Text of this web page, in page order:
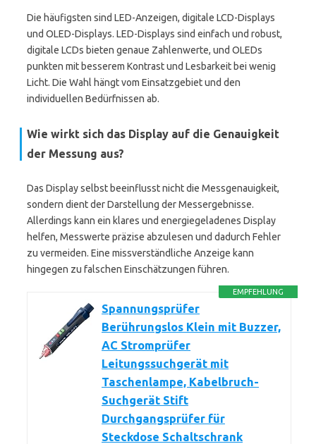
Die häufigsten sind LED-Anzeigen, digitale LCD-Displays
und OLED-Displays. LED-Displays sind einfach und robust,
digitale LCDs bieten genaue Zahlenwerte, und OLEDs
punkten mit besserem Kontrast und Lesbarkeit bei wenig
Licht. Die Wahl hängt vom Einsatzgebiet und den
individuellen Bedürfnissen ab.
Wie wirkt sich das Display auf die Genauigkeit
der Messung aus?
Das Display selbst beeinflusst nicht die Messgenauigkeit,
sondern dient der Darstellung der Messergebnisse.
Allerdings kann ein klares und energiegeladenes Display
helfen, Messwerte präzise abzulesen und dadurch Fehler
zu vermeiden. Eine missverständliche Anzeige kann
hingegen zu falschen Einschätzungen führen.
EMPFEHLUNG
Spannungsprüfer
Berührungslos Klein mit Buzzer,
AC Stromprüfer
Leitungssuchgerät mit
Taschenlampe, Kabelbruch-
Suchgerät Stift
Durchgangsprüfer für
Steckdose Schaltschrank